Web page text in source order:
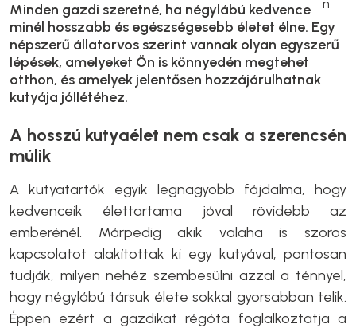
Minden gazdi szeretné, ha négylábú kedvence
minél hosszabb és egészségesebb életet élne. Egy
népszerű állatorvos szerint vannak olyan egyszerű
lépések, amelyeket Ön is könnyedén megtehet
otthon, és amelyek jelentősen hozzájárulhatnak
kutyája jóllétéhez.
A hosszú kutyaélet nem csak a szerencsén
múlik
A kutyatartók egyik legnagyobb fájdalma, hogy
kedvenceik élettartama jóval rövidebb az
emberénél. Márpedig akik valaha is szoros
kapcsolatot alakítottak ki egy kutyával, pontosan
tudják, milyen nehéz szembesülni azzal a ténnyel,
hogy négylábú társuk élete sokkal gyorsabban telik.
Éppen ezért a gazdikat régóta foglalkoztatja a